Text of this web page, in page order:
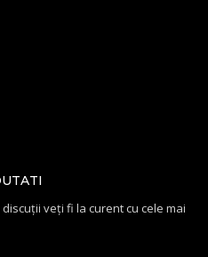
veți fi la curent cu cele mai